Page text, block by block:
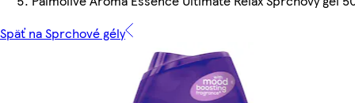
Späť na Sprchové gély